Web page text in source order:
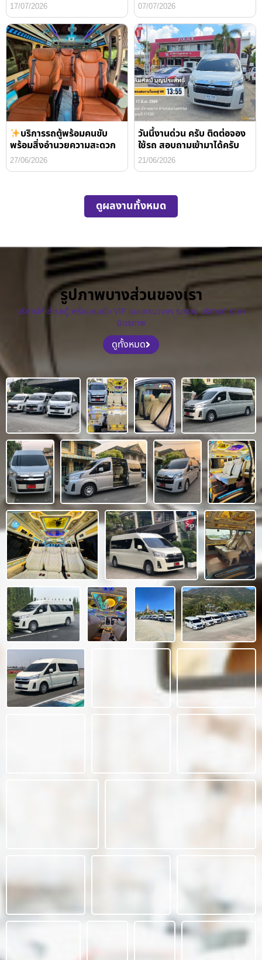
17/07/2026 07/07/2026
บริการรถตู้พร้อมคนขับ
พร้อมสิ่งอำนวยความสะดวก
27/06/2026
วันนี้งานด่วน ครับ ติดต่อจอง
ใช้รถ สอบถามเข้ามาได้ครับ
21/06/2026
ดูผลงานทั้งหมด
รูปภาพบางส่วนของเรา
บริการให้เช่ารถตู้ พร้อมคนขับ VIP แบบครบวงจร รถสวย บริการดี ราคา
มิตรภาพ
ดูทั้งหมด